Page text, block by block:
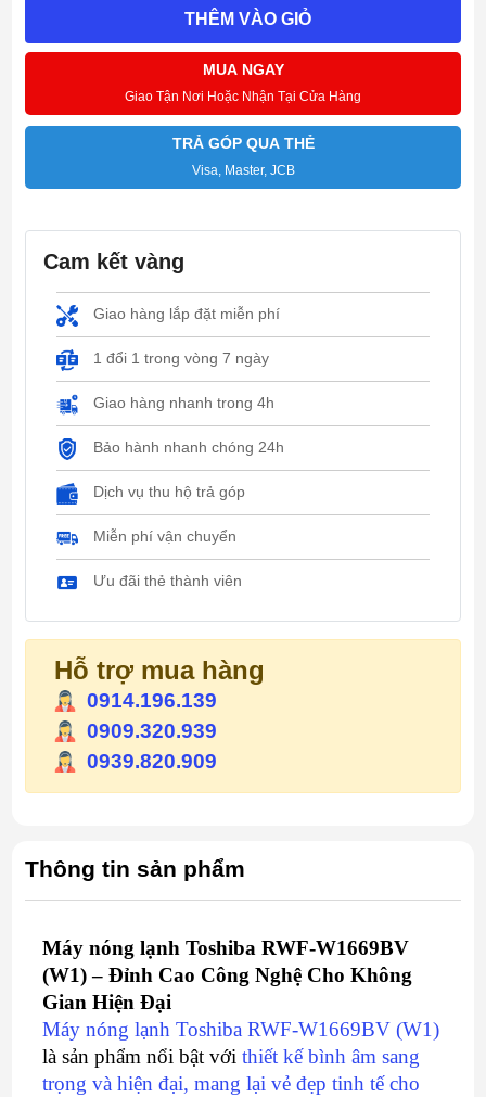
THÊM VÀO GIỎ
MUA NGAY
Giao Tận Nơi Hoặc Nhận Tại Cửa Hàng
TRẢ GÓP QUA THẺ
Visa, Master, JCB
Cam kết vàng
Giao hàng lắp đặt miễn phí
1 đổi 1 trong vòng 7 ngày
Giao hàng nhanh trong 4h
Bảo hành nhanh chóng 24h
Dịch vụ thu hộ trả góp
Miễn phí vận chuyển
Ưu đãi thẻ thành viên
Hỗ trợ mua hàng
0914.196.139
0909.320.939
0939.820.909
Thông tin sản phẩm
Máy nóng lạnh Toshiba RWF-W1669BV
(W1) – Đỉnh Cao Công Nghệ Cho Không
Gian Hiện Đại
Máy nóng lạnh Toshiba RWF-W1669BV (W1)
là sản phẩm nổi bật vớithiết kế bình âm sang
trọng và hiện đại, mang lại vẻ đẹp tinh tế cho